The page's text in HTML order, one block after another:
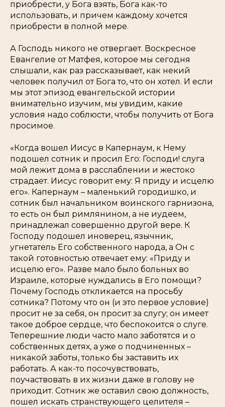
приобрести, у Бога взять, Бога как-то
использовать, и причем каждому хочется
приобрести в полной мере.
А Господь никого не отвергает. Воскресное
Евангелие от Матфея, которое мы сегодня
слышали, как раз рассказывает, как некий
человек получил от Бога то, что он хотел. И если
мы этот эпизод евангельской истории
внимательно изучим, мы увидим, какие
условия надо соблюсти, чтобы получить от Бога
просимое.
«Когда вошел Иисус в Капернаум, к Нему
подошел сотник и просил Его: Господи! слуга
мой лежит дома в расслаблении и жестоко
страдает. Иисус говорит ему: Я приду и исцелю
его». Капернаум – маленький городишко, и
сотник был начальником воинского гарнизона,
то есть он был римлянином, а не иудеем,
принадлежал совершенно другой вере. К
Господу подошел иноверец, язычник,
угнетатель Его собственного народа, а Он с
такой готовностью отвечает ему: «Приду и
исцелю его». Разве мало было больных во
Израиле, которые нуждались в Его помощи?
Почему Господь откликается на просьбу
сотника? Потому что он (и это первое условие)
просит не за себя, он просит за слугу; он имеет
такое доброе сердце, что беспокоится о слуге.
Теперешние люди часто мало заботятся и о
собственных детях, а уже о подчиненных –
никакой заботы, только бы заставить их
работать. А как-то посочувствовать,
поучаствовать в их жизни даже в голову не
приходит. Сотник же оставил свою должность,
пошел искать странствующего целителя –